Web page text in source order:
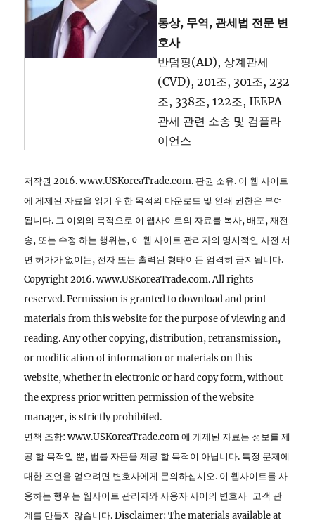
통상, 무역, 관세법 전문 변
호사
반덤핑(AD), 상계관세
(CVD), 201조, 301조, 232
조, 338조, 122조, IEEPA
관세 관련 소송 및 컴플라
이언스
저작권 2016. www.USKoreaTrade.com. 판권 소유. 이 웹 사이트
에 게제된 자료을 읽기 위한 목적의 다운로드 및 인쇄 권한은 부여
됩니다. 그 이외의 목적으로 이 웹사이트의 자료를 복사, 배포, 재전
송, 또는 수정 하는 행위는, 이 웹 사이트 관리자의 명시적인 사전 서
면 허가가 없이는, 전자 또는 출력된 형태이든 엄격히 금지됩니다.
Copyright 2016. www.USKoreaTrade.com. All rights
reserved. Permission is granted to download and print
materials from this website for the purpose of viewing and
reading. Any other copying, distribution, retransmission,
or modification of information or materials on this
website, whether in electronic or hard copy form, without
the express prior written permission of the website
manager, is strictly prohibited.
면책 조항: www.USKoreaTrade.com 에 게제된 자료는 정보를 제
공 할 목적일 뿐, 법률 자문을 제공 할 목적이 아닙니다. 특정 문제에
대한 조언을 얻으려면 변호사에게 문의하십시오. 이 웹사이트를 사
용하는 행위는 웹사이트 관리자와 사용자 사이의 변호사-고객 관
계를 만들지 않습니다. Disclaimer: The materials available at